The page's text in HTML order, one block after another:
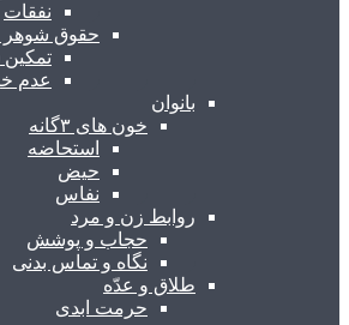
نفقات
حقوق شوهر
عدم
بانوان
خون های ۳گانه
استحاضه
حیض
نفاس
روابط زن و مرد
حجاب و پوشش
نگاه و تماس بدنی
طلاق و عدّه
حرمت ابدی